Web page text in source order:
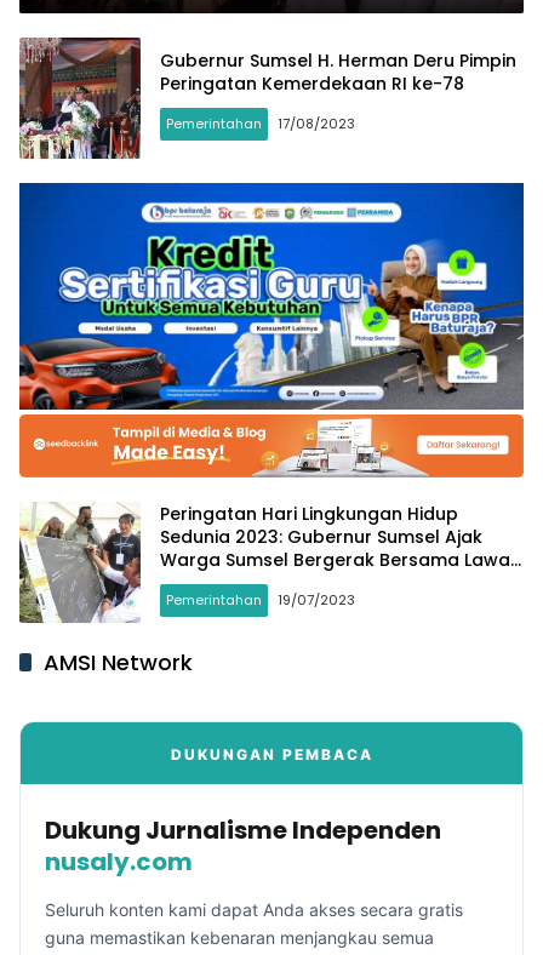
Gubernur Sumsel H. Herman Deru Pimpin
Peringatan Kemerdekaan RI ke-78
Pemerintahan 17/08/2023
Peringatan Hari Lingkungan Hidup
Sedunia 2023: Gubernur Sumsel Ajak
Warga Sumsel Bergerak Bersama Lawan
Sampah Plastik
Pemerintahan 19/07/2023
AMSI Network
DUKUNGAN PEMBACA
Dukung Jurnalisme Independen
nusaly.com
Seluruh konten kami dapat Anda akses secara gratis
guna memastikan kebenaran menjangkau semua